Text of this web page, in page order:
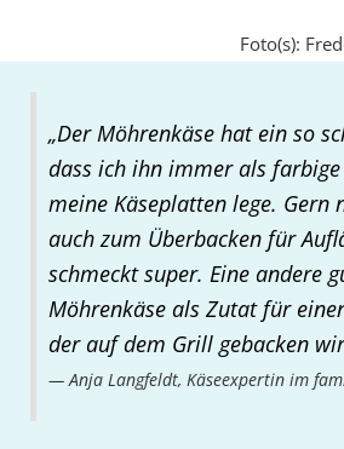
Foto(s):
„Der Möhrenkäse hat ein so
dass ich ihn immer als
meine Käseplatten lege. Gern
auch zum Überbacken für
schmeckt super. Eine andere
Möhrenkäse als Zutat für
der auf dem Grill gebacken
Anja Langfeldt, Käseexpertin im